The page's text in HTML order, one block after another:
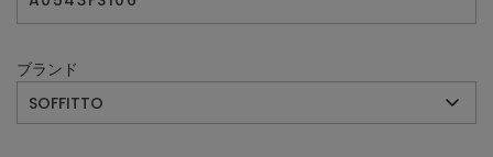
ブランド